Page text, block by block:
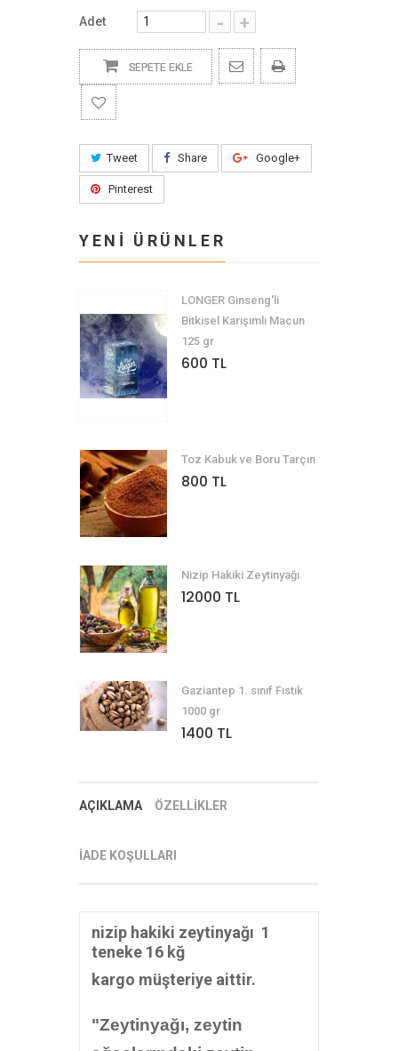
Adet - +
SEPETE EKLE
Tweet Share Google+
Pinterest
YENİ ÜRÜNLER
LONGER Ginseng'li
Bitkisel Karışımlı Macun
125 gr
600 TL
Toz Kabuk ve Boru Tarçın
800 TL
Nizip Hakiki Zeytinyağı
12000 TL
Gaziantep 1. sınıf Fıstık
1000 gr
1400 TL
AÇIKLAMA ÖZELLİKLER
İADE KOŞULLARI
nizip hakiki zeytinyağı 1
teneke 16 kğ
kargo müşteriye aittir.
"Zeytinyağı, zeytin